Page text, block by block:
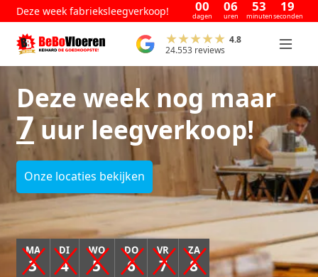
Deze week fabrieksleegverkoop! 00
dagen
06
uren
53
minuten
18
seconden
4.8
24.553 reviews
Deze week nog maar
7uur leegverkoop!
Onze locaties bekijken
MA
3
DI
4
WO
5
DO
6
VR
7
ZA
8